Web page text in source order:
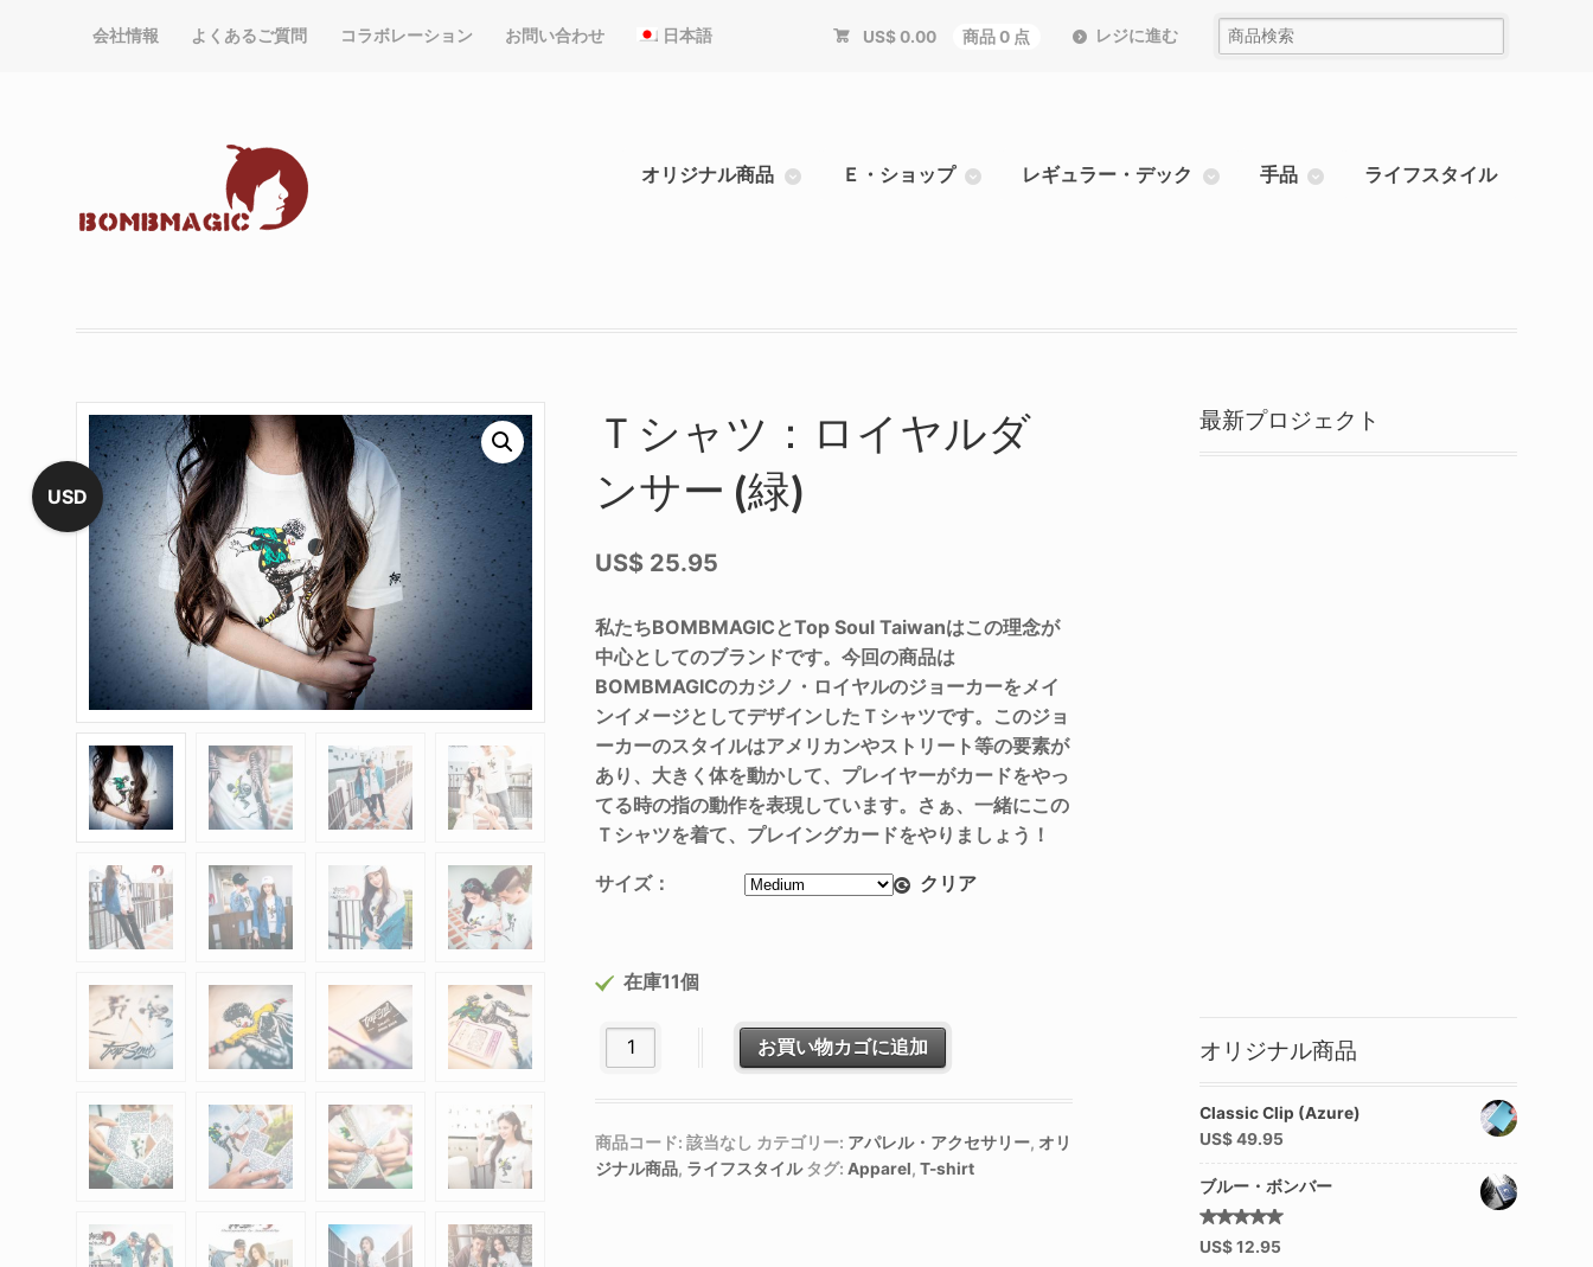
会社情報 よくあるご質問 コラボレーション お問い合わせ 日本語 US$0.00 商品 0 点 レジに進む
オリジナル商品 Ｅ・ショップ レギュラー・デック 手品 ライフスタイル
Ｔシャツ：ロイヤルダ
ンサー (緑)
US$25.95
私たちBOMBMAGICとTop Soul Taiwanはこの理念が
中心としてのブランドです。 今回の商品は
BOMBMAGICのカジノ・ロイヤルのジョーカーをメイ
ンイメージとしてデザインしたＴシャツです。このジョ
ーカーのスタイルはアメリカンやストリート等の要素が
あり、大きく体を動かして、プレイヤーがカードをやっ
てる時の指の動作を表現しています。 さぁ、一緒にこの
Ｔシャツを着て、プレイングカードをやりましょう！
サイズ： クリア
在庫11個
Ｔシャツ：ロイヤルダンサー (緑)個
お買い物カゴに追加
商品コード: 該当なし カテゴリー: アパレル・アクセサリー, オリ
ジナル商品, ライフスタイル タグ: Apparel, T-shirt
最新プロジェクト
オリジナル商品
Classic Clip (Azure)
US$49.95
ブルー・ボンバー
5段階中
4.92の
US$12.95
USD